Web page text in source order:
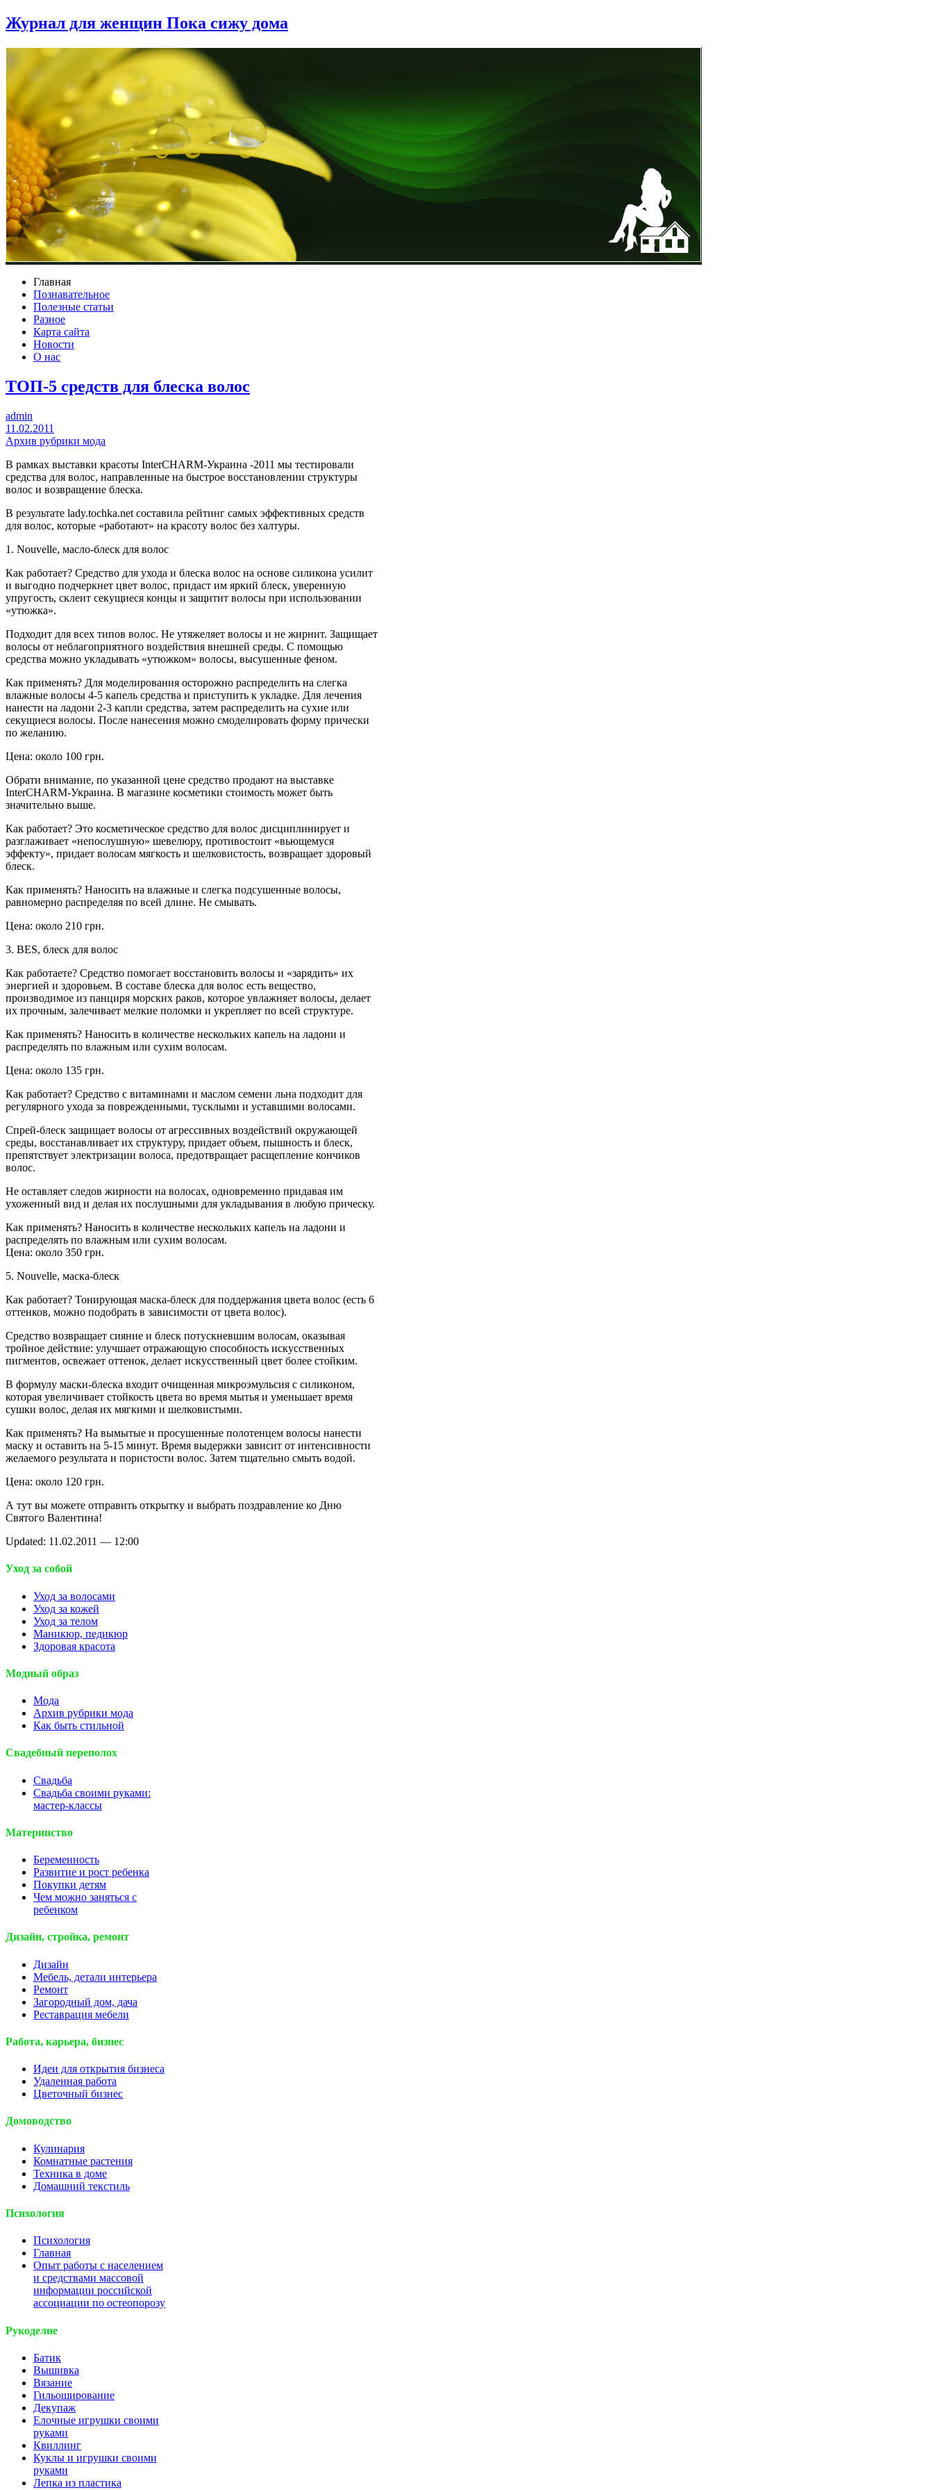
Журнал для женщин Пока сижу дома
Главная
Познавательное
Полезные статьи
Разное
Карта сайта
Новости
О нас
ТОП-5 средств для блеска волос
admin
11.02.2011
Архив рубрики мода
В рамках выставки красоты InterCHARM-Украина -2011 мы тестировали
средства для волос, направленные на быстрое восстановлении структуры
волос и возвращение блеска.
В результате lady.tochka.net составила рейтинг самых эффективных средств
для волос, которые «работают» на красоту волос без халтуры.
1. Nouvelle, масло-блеск для волос
Как работает? Средство для ухода и блеска волос на основе силикона усилит
и выгодно подчеркнет цвет волос, придаст им яркий блеск, уверенную
упругость, склеит секущиеся концы и защитит волосы при использовании
«утюжка».
Подходит для всех типов волос. Не утяжеляет волосы и не жирнит. Защищает
волосы от неблагоприятного воздействия внешней среды. С помощью
средства можно укладывать «утюжком» волосы, высушенные феном.
Как применять? Для моделирования осторожно распределить на слегка
влажные волосы 4-5 капель средства и приступить к укладке. Для лечения
нанести на ладони 2-3 капли средства, затем распределить на сухие или
секущиеся волосы. После нанесения можно смоделировать форму прически
по желанию.
Цена: около 100 грн.
Обрати внимание, по указанной цене средство продают на выставке
InterCHARM-Украина. В магазине косметики стоимость может быть
значительно выше.
Как работает? Это косметическое средство для волос дисциплинирует и
разглаживает «непослушную» шевелюру, противостоит «вьющемуся
эффекту», придает волосам мягкость и шелковистость, возвращает здоровый
блеск.
Как применять? Наносить на влажные и слегка подсушенные волосы,
равномерно распределяя по всей длине. Не смывать.
Цена: около 210 грн.
3. BES, блеск для волос
Как работаете? Средство помогает восстановить волосы и «зарядить» их
энергией и здоровьем. В составе блеска для волос есть вещество,
производимое из панциря морских раков, которое увлажняет волосы, делает
их прочным, залечивает мелкие поломки и укрепляет по всей структуре.
Как применять? Наносить в количестве нескольких капель на ладони и
распределять по влажным или сухим волосам.
Цена: около 135 грн.
Как работает? Средство с витаминами и маслом семени льна подходит для
регулярного ухода за поврежденными, тусклыми и уставшими волосами.
Спрей-блеск защищает волосы от агрессивных воздействий окружающей
среды, восстанавливает их структуру, придает объем, пышность и блеск,
препятствует электризации волоса, предотвращает расщепление кончиков
волос.
Не оставляет следов жирности на волосах, одновременно придавая им
ухоженный вид и делая их послушными для укладывания в любую прическу.
Как применять? Наносить в количестве нескольких капель на ладони и
распределять по влажным или сухим волосам.
Цена: около 350 грн.
5. Nouvelle, маска-блеск
Как работает? Тонирующая маска-блеск для поддержания цвета волос (есть 6
оттенков, можно подобрать в зависимости от цвета волос).
Средство возвращает сияние и блеск потускневшим волосам, оказывая
тройное действие: улучшает отражающую способность искусственных
пигментов, освежает оттенок, делает искусственный цвет более стойким.
В формулу маски-блеска входит очищенная микроэмульсия с силиконом,
которая увеличивает стойкость цвета во время мытья и уменьшает время
сушки волос, делая их мягкими и шелковистыми.
Как применять? На вымытые и просушенные полотенцем волосы нанести
маску и оставить на 5-15 минут. Время выдержки зависит от интенсивности
желаемого результата и пористости волос. Затем тщательно смыть водой.
Цена: около 120 грн.
А тут вы можете отправить открытку и выбрать поздравление ко Дню
Святого Валентина!
Updated: 11.02.2011 — 12:00
Уход за собой
Уход за волосами
Уход за кожей
Уход за телом
Маникюр, педикюр
Здоровая красота
Модный образ
Мода
Архив рубрики мода
Как быть стильной
Свадебный переполох
Свадьба
Свадьба своими руками:
мастер-классы
Материнство
Беременность
Развитие и рост ребенка
Покупки детям
Чем можно заняться с
ребенком
Дизайн, стройка, ремонт
Дизайн
Мебель, детали интерьера
Ремонт
Загородный дом, дача
Реставрация мебели
Работа, карьера, бизнес
Идеи для открытия бизнеса
Удаленная работа
Цветочный бизнес
Домоводство
Кулинария
Комнатные растения
Техника в доме
Домашний текстиль
Психология
Психология
Главная
Опыт работы с населением
и средствами массовой
информации российской
ассоциации по остеопорозу
Рукоделие
Батик
Вышивка
Вязание
Гильоширование
Декупаж
Елочные игрушки своими
руками
Квиллинг
Куклы и игрушки своими
руками
Лепка из пластика